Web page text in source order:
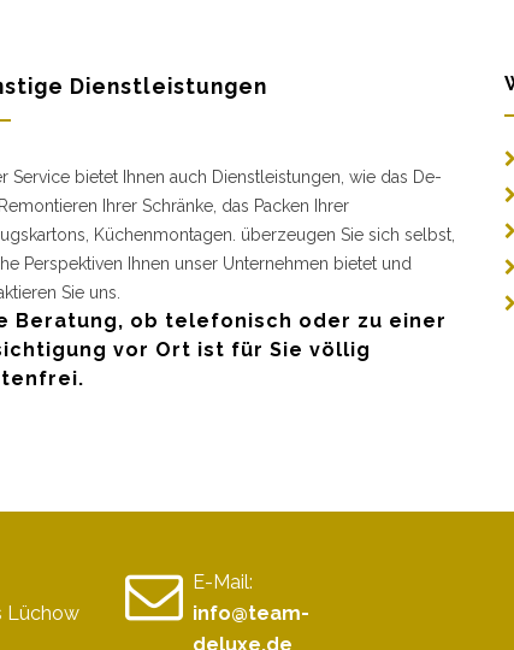
Dienstleistungen
Service bietet Ihnen auch Dienstleistungen, wie das De-
Ihrer Schränke, das Packen Ihrer
Küchenmontagen. überzeugen Sie sich selbst,
Perspektiven Ihnen unser Unternehmen bietet und
Sie uns.
Beratung, ob telefonisch oder zu einer
vor Ort ist für Sie völlig
Lüchow
E-Mail:
info@team-
deluxe.de